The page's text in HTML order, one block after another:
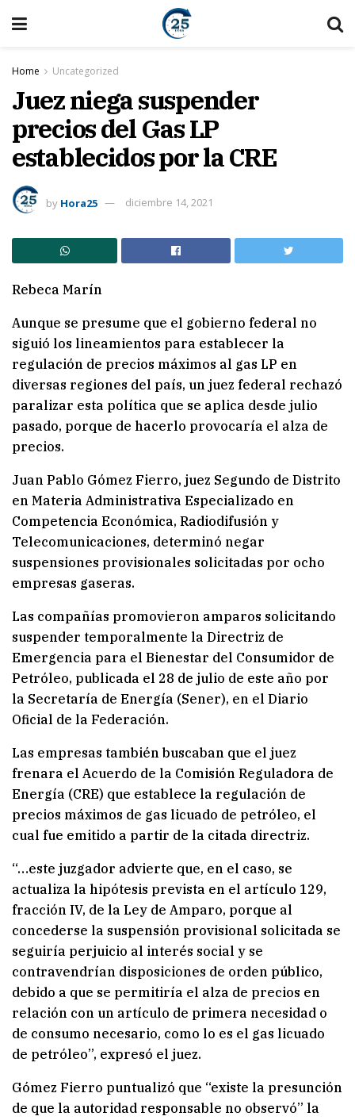
Home Uncategorized
Juez niega suspender
precios del Gas LP
establecidos por la CRE
by Hora25 diciembre 14, 2021
Rebeca Marín
Aunque se presume que el gobierno federal no
siguió los lineamientos para establecer la
regulación de precios máximos al gas LP en
diversas regiones del país, un juez federal rechazó
paralizar esta política que se aplica desde julio
pasado, porque de hacerlo provocaría el alza de
precios.
Juan Pablo Gómez Fierro, juez Segundo de Distrito
en Materia Administrativa Especializado en
Competencia Económica, Radiodifusión y
Telecomunicaciones, determinó negar
suspensiones provisionales solicitadas por ocho
empresas gaseras.
Las compañías promovieron amparos solicitando
suspender temporalmente la Directriz de
Emergencia para el Bienestar del Consumidor de
Petróleo, publicada el 28 de julio de este año por
la Secretaría de Energía (Sener), en el Diario
Oficial de la Federación.
Las empresas también buscaban que el juez
frenara el Acuerdo de la Comisión Reguladora de
Energía (CRE) que establece la regulación de
precios máximos de gas licuado de petróleo, el
cual fue emitido a partir de la citada directriz.
“…este juzgador advierte que, en el caso, se
actualiza la hipótesis prevista en el artículo 129,
fracción IV, de la Ley de Amparo, porque al
concederse la suspensión provisional solicitada se
seguiría perjuicio al interés social y se
contravendrían disposiciones de orden público,
debido a que se permitiría el alza de precios en
relación con un artículo de primera necesidad o
de consumo necesario, como lo es el gas licuado
de petróleo”, expresó el juez.
Gómez Fierro puntualizó que “existe la presunción
de que la autoridad responsable no observó” la